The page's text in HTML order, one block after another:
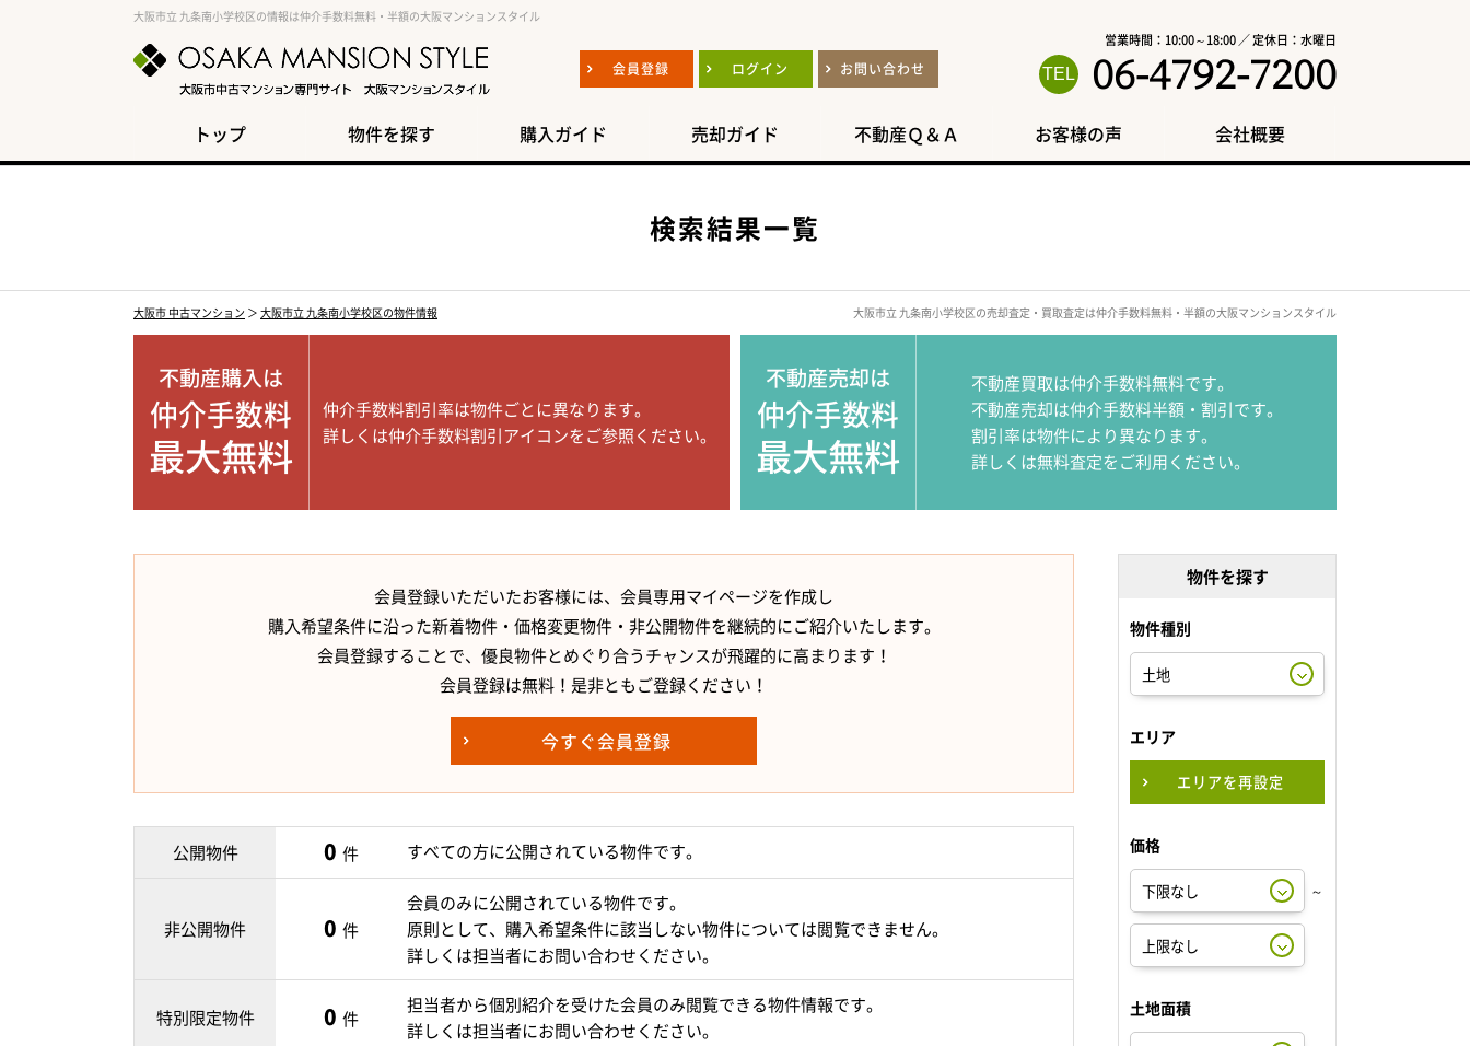
大阪市立 九条南小学校区の情報は仲介手数料無料・半額の大阪マンションスタイル
会員登録 ログイン お問い合わせ
営業時間：10:00～18:00 ／ 定休日：水曜日
06-4792-7200
トップ 物件を探す 購入ガイド 売却ガイド 不動産Ｑ＆Ａ お客様の声 会社概要
検索結果一覧
大阪市 中古マンション ＞ 大阪市立 九条南小学校区の物件情報 大阪市立 九条南小学校区の売却査定・買取査定は仲介手数料無料・半額の大阪マンションスタイル
不動産購入は
仲介手数料
最大無料
仲介手数料割引率は物件ごとに異なります。
詳しくは仲介手数料割引アイコンをご参照ください。
不動産売却は
仲介手数料
最大無料
不動産買取は仲介手数料無料です。
不動産売却は仲介手数料半額・割引です。
割引率は物件により異なります。
詳しくは無料査定をご利用ください。
会員登録いただいたお客様には、会員専用マイページを作成し
購入希望条件に沿った新着物件・価格変更物件・非公開物件を継続的にご紹介いたします。
会員登録することで、優良物件とめぐり合うチャンスが飛躍的に高まります！
会員登録は無料！是非ともご登録ください！
今すぐ会員登録
公開物件 0 件 すべての方に公開されている物件です。
非公開物件 0 件
会員のみに公開されている物件です。
原則として、購入希望条件に該当しない物件については閲覧できません。
詳しくは担当者にお問い合わせください。
特別限定物件 0 件
担当者から個別紹介を受けた会員のみ閲覧できる物件情報です。
詳しくは担当者にお問い合わせください。
物件を探す
物件種別
エリア
エリアを再設定
価格
～
土地面積